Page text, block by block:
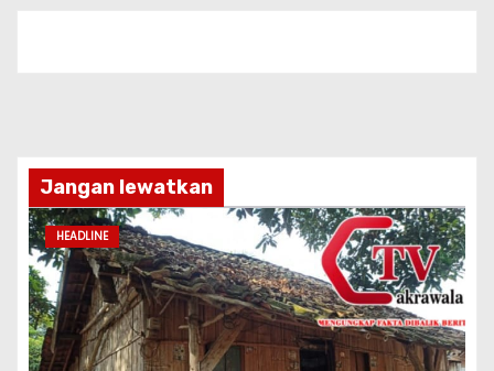
Jangan lewatkan
HEADLINE